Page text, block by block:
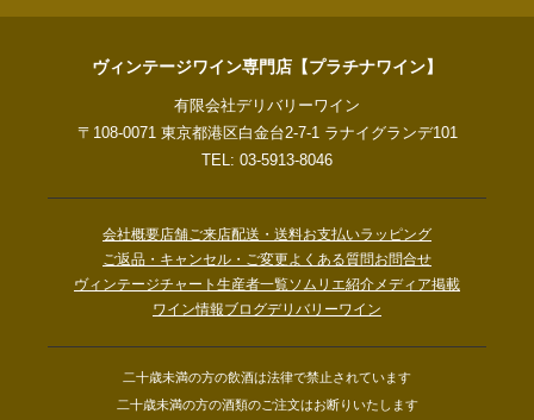
ヴィンテージワイン専門店【プラチナワイン】
有限会社デリバリーワイン
〒108-0071 東京都港区白金台2-7-1 ラナイグランデ101
TEL: 03-5913-8046
会社概要店舗ご来店配送・送料お支払いラッピング
ご返品・キャンセル・ご変更よくある質問お問合せ
ヴィンテージチャート 生産者一覧ソムリエ紹介メディア掲載
ワイン情報ブログデリバリーワイン
二十歳未満の方の飲酒は法律で禁止されています
二十歳未満の方の酒類のご注文はお断りいたします